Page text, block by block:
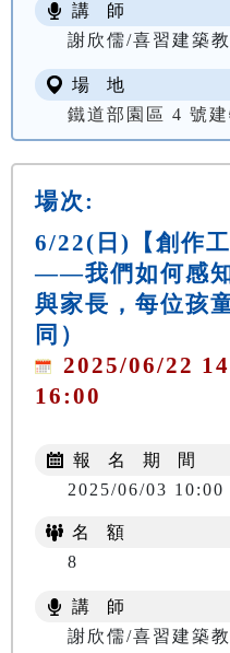
講 師
謝欣儒/喜習建築
場 地
鐵道部園區 4 號建
場次:
6/22(日)【創作
——我們如何感
與家長，每位孩
同）
2025/06/22
16:00
報 名 期 間
2025/06/03
名 額
8
講 師
謝欣儒/喜習建築